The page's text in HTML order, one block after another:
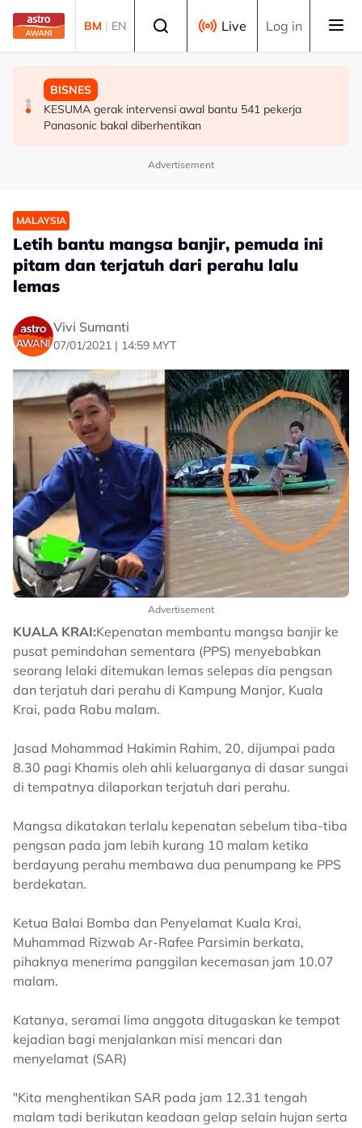
Skip to main content
BM | EN Live Log in
MALAYSIA
Bekas Timbalan Pengerusi Ambank Azlan Hashim
meninggal dunia
MALAYSIA
Tiga akta baharu, satu pindaan di bawah Dasar
Perumahan Negara 2026-2035
BISNES
KESUMA gerak intervensi awal bantu 541 pekerja
Panasonic bakal diberhentikan
Advertisement
MALAYSIA
Letih bantu mangsa banjir, pemuda ini
pitam dan terjatuh dari perahu lalu
lemas
Vivi Sumanti
07/01/2021 | 14:59 MYT
Advertisement
KUALA KRAI:Kepenatan membantu mangsa banjir ke
pusat pemindahan sementara (PPS) menyebabkan
seorang lelaki ditemukan lemas selepas dia pengsan
dan terjatuh dari perahu di Kampung Manjor, Kuala
Krai, pada Rabu malam.
Jasad Mohammad Hakimin Rahim, 20, dijumpai pada
8.30 pagi Khamis oleh ahli keluarganya di dasar sungai
di tempatnya dilaporkan terjatuh dari perahu.
Mangsa dikatakan terlalu kepenatan sebelum tiba-tiba
pengsan pada jam lebih kurang 10 malam ketika
berdayung perahu membawa dua penumpang ke PPS
berdekatan.
Ketua Balai Bomba dan Penyelamat Kuala Krai,
Muhammad Rizwab Ar-Rafee Parsimin berkata,
pihaknya menerima panggilan kecemasan jam 10.07
malam.
Katanya, seramai lima anggota ditugaskan ke tempat
kejadian bagi menjalankan misi mencari dan
menyelamat (SAR)
"Kita menghentikan SAR pada jam 12.31 tengah
malam tadi berikutan keadaan gelap selain hujan serta